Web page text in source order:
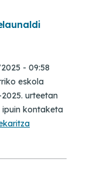
- 09:58
eskola
urteetan
kontaketa